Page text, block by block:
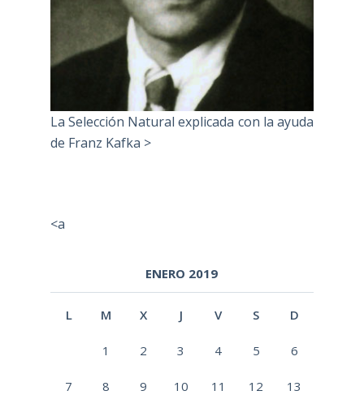
La Selección Natural explicada con la ayuda
de Franz Kafka >
<a
ENERO 2019
L M X J V S D
1 2 3 4 5 6
7 8 9 10 11 12 13